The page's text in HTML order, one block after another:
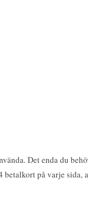
Det enda du
på varje sida,